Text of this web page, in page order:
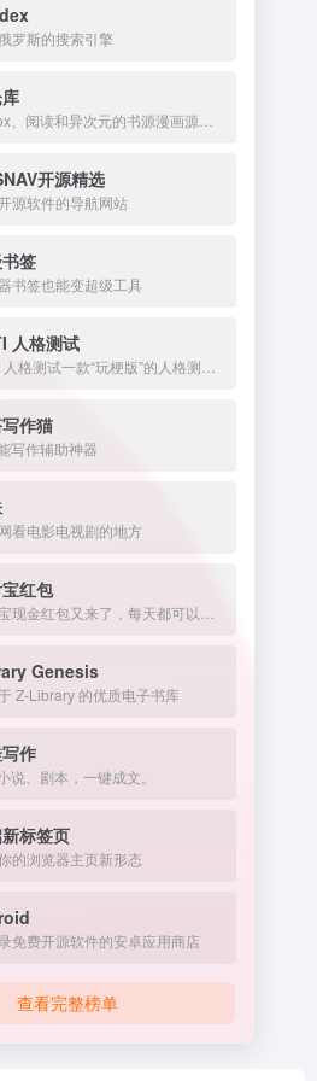
罗斯的搜索引擎
开源精选
源软件的导航网站
签
书签也能变超级工具
人格测试
作猫
写作辅助神器
看电影电视剧的地方
红包
Genesis
Z-Library 的优质电子书库
作
说、剧本，一键成文。
标签页
的浏览器主页新形态
免费开源软件的安卓应用商店
查看完整榜单